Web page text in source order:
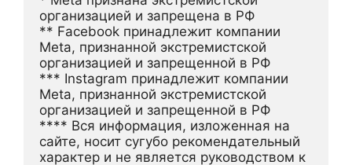
организацией и запрещена в РФ
** Facebook принадлежит компании
Meta, признанной экстремистской
организацией и запрещенной в РФ
*** Instagram принадлежит компании
Meta, признанной экстремистской
организацией и запрещенной в РФ
**** Вся информация, изложенная на
сайте, носит сугубо рекомендательный
характер и не является руководством к